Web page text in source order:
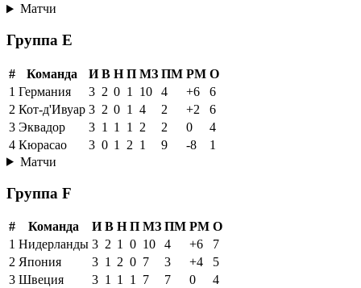
Матчи
Группа E
# Команда И В Н П МЗ ПМ РМ О
1 Германия 3 2 0 1 10 4 +6
6
2 Кот-д'Ивуар 3 2 0 1 4 2 +2
6
3 Эквадор 3 1 1 1 2 2 0
4
4 Кюрасао 3 0 1 2 1 9 -8
1
Матчи
Группа F
# Команда И В Н П МЗ ПМ РМ О
1 Нидерланды 3 2 1 0 10 4 +6
7
2 Япония 3 1 2 0 7 3 +4
5
3 Швеция 3 1 1 1 7 7 0
4